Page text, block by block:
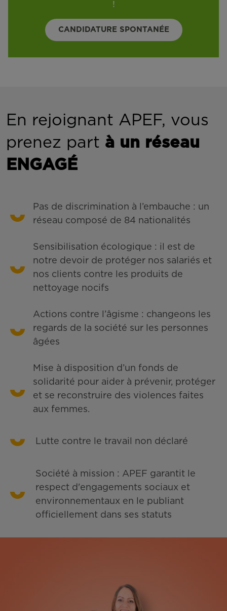
!
CANDIDATURE SPONTANÉE
En rejoignant APEF, vous
prenez part à un réseau
ENGAGÉ
Pas de discrimination à l’embauche : un
réseau composé de 84 nationalités
Sensibilisation écologique : il est de
notre devoir de protéger nos salariés et
nos clients contre les produits de
nettoyage nocifs
Actions contre l’âgisme : changeons les
regards de la société sur les personnes
âgées
Mise à disposition d’un fonds de
solidarité pour aider à prévenir, protéger
et se reconstruire des violences faites
aux femmes.
Lutte contre le travail non déclaré
Société à mission : APEF garantit le
respect d'engagements sociaux et
environnementaux en le publiant
officiellement dans ses statuts